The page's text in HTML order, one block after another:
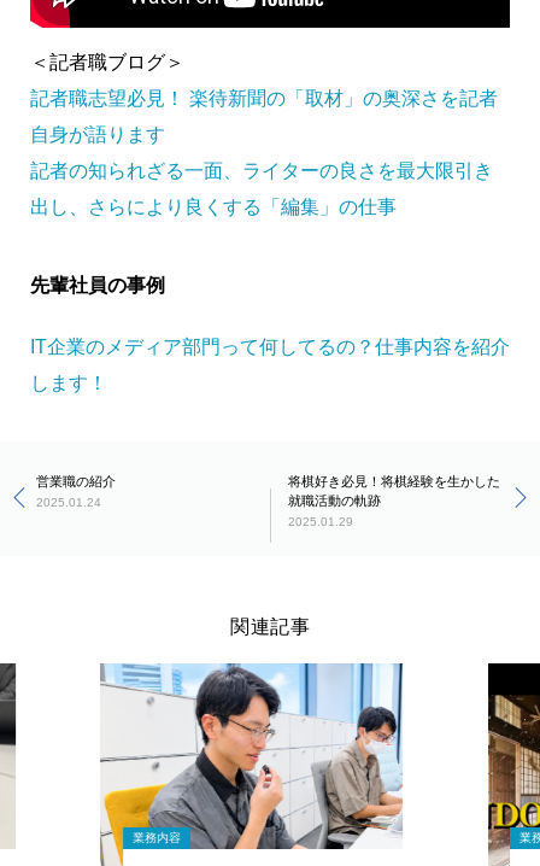
＜記者職ブログ＞
記者職志望必見！ 楽待新聞の「取材」の奥深さを記者
自身が語ります
記者の知られざる一面、ライターの良さを最大限引き
出し、さらにより良くする「編集」の仕事
先輩社員の事例
IT企業のメディア部門って何してるの？仕事内容を紹介
します！
営業職の紹介
2025.01.24
将棋好き必見！将棋経験を生かした
就職活動の軌跡
2025.01.29
関連記事
業務内容 業